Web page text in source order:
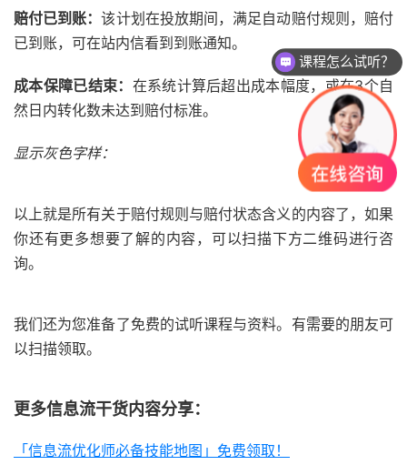
赔付已到账：该计划在投放期间，满足自动赔付规则，赔付
已到账，可在站内信看到到账通知。
成本保障已结束： 在系统计算后超出成本幅度，或在3个自
然日内转化数未达到赔付标准。
显示灰色字样：
以上就是所有关于赔付规则与赔付状态含义的内容了，如果
你还有更多想要了解的内容，可以扫描下方二维码进行咨
询。
我们还为您准备了免费的试听课程与资料。有需要的朋友可
以扫描领取。
更多信息流干货内容分享：
「信息流优化师必备技能地图」免费领取！
课程怎么试听？